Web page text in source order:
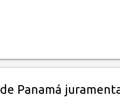
Panamá